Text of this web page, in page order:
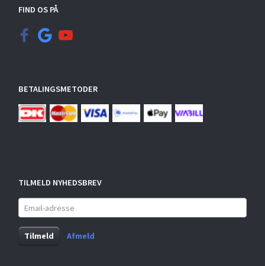
FIND OS PÅ
BETALINGSMETODER
TILMELD NYHEDSBREV
Email-
adresse
Tilmeld
Afmeld